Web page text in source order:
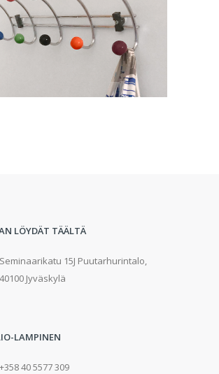
LÖYDÄT TÄÄLTÄ
Seminaarikatu 15J Puutarhurintalo,
40100 Jyväskylä
LAMPINEN
+358 40 5577 309